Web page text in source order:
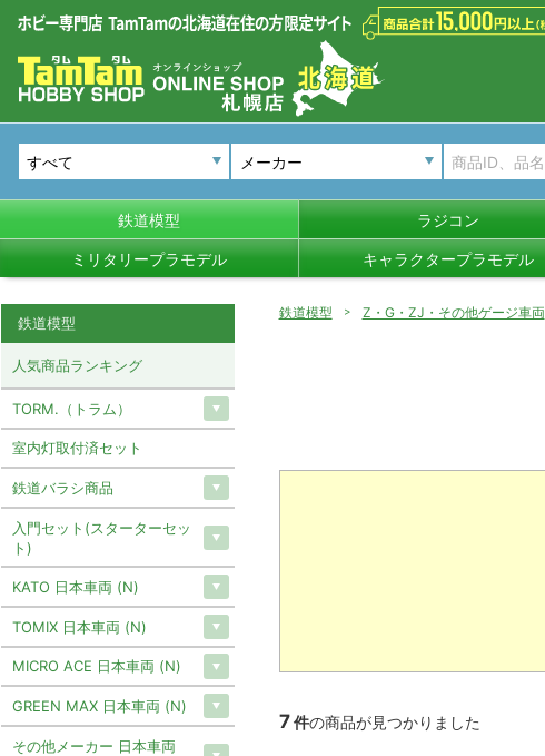
メーカー
鉄道模型 ラジコン
ミリタリープラモデル キャラクタープラモデル
鉄道模型 Z・G・ZJ・その他ゲージ車両
7件の商品が見つかりました
鉄道模型
人気商品ランキング
TORM.（トラム）
室内灯取付済セット
鉄道バラシ商品
入門セット(スターターセッ
ト)
KATO 日本車両 (N)
TOMIX 日本車両 (N)
MICRO ACE 日本車両 (N)
GREEN MAX 日本車両 (N)
その他メーカー 日本車両